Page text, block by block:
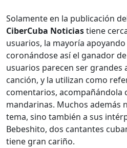
Solamente en la publicación
CiberCuba Noticiastiene
usuarios, la mayoría
coronándose así el ganador
usuarios parecen ser grandes
canción, y la utilizan como
comentarios, acompañándola
mandarinas. Muchos además
tema, sino también a sus
Bebeshito, dos cantantes
tiene gran cariño.